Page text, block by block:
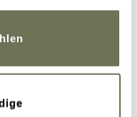
unserer
fatty
4.